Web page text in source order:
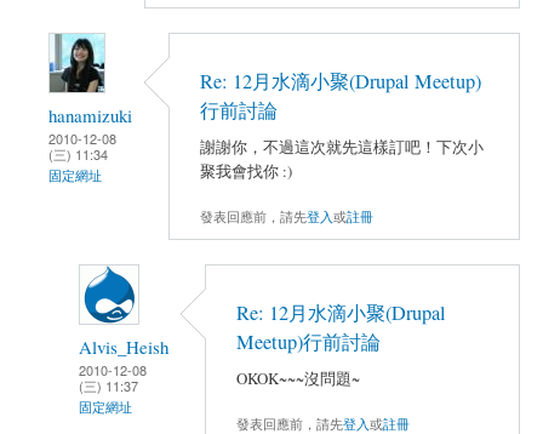
hanamizuki
2010-12-08
(三) 11:34
固定網址
Re: 12月水滴小聚(Drupal Meetup)
行前討論
謝謝你，不過這次就先這樣訂吧！下次小
聚我會找你 :)
發表回應前，請先登入或註冊
Alvis_Heish
2010-12-08
(三) 11:37
固定網址
Re: 12月水滴小聚(Drupal
Meetup)行前討論
OKOK~~~沒問題~
發表回應前，請先登入或註冊